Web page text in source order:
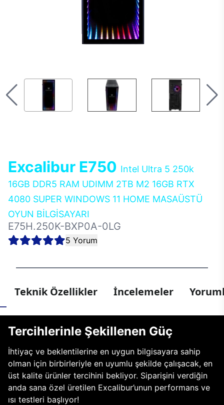
Excalibur E750 Intel Ultra 5 250k
16GB DDR5 RAM UDIMM 2TB M2 16GB RTX
4080 SUPER WINDOWS 11 HOME MASAÜSTÜ
OYUN BİLGİSAYARI
E75H.250K-BXP0A-0LG
5 Yorum
Teknik Özellikler İncelemeler
Tercihlerinle Şekillenen Güç
İhtiyaç ve beklentilerine en uygun bilgisayara sahip
olman için birbirleriyle en uyumlu şekilde çalışacak, en
üst kalite ürünler tercihini bekliyor. Siparişini verdiğin
anda sana özel üretilen Excalibur’unun performans ve
ısı testleri başlıyor!